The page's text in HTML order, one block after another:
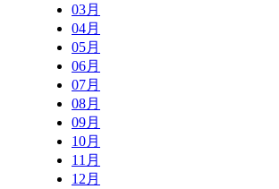
03月
04月
05月
06月
07月
08月
09月
10月
11月
12月